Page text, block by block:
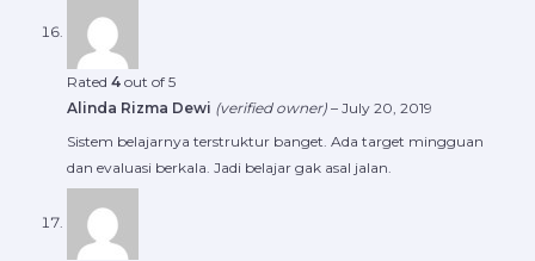
Rated 4 out of 5
Alinda Rizma Dewi (verified owner) – July 20, 2019
Sistem belajarnya terstruktur banget. Ada target mingguan
dan evaluasi berkala. Jadi belajar gak asal jalan.